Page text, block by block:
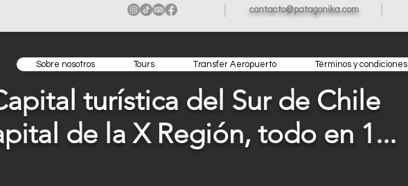
contacto@patagonika.com
Sobre nosotros Tours Transfer Aeropuerto Términos y condiciones
turística del Sur de Chile
de la X Región, todo en 1...